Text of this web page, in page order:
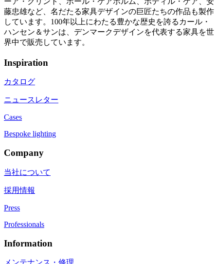
藤忠雄など、名だたる家具デザインの巨匠たちの作品も製作
しています。100年以上にわたる豊かな歴史を誇るカール・
ハンセン＆サンは、デンマークデザインを代表する家具を世
界中で販売しています。
Inspiration
カタログ
ニュースレター
Cases
Bespoke lighting
Company
当社について
採用情報
Press
Professionals
Information